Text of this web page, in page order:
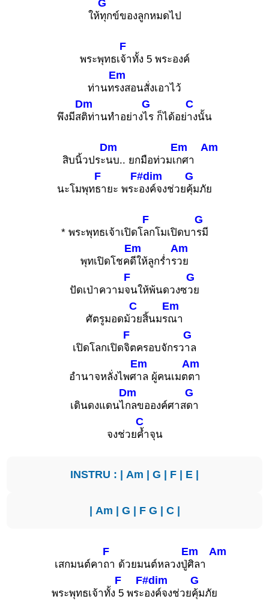
ให้
G
ทุกข์ของลูกหมดไป
พระพุทธเ
F
จ้าทั้ง 5 พระองค์
ท่านท
Em
รงสอนสั่งเอาไว้
พึงมีส
Dm
ติท่านทำอย่าง
G
ไร ก็ได้อย่
C
างนั้น
สิบนิ้วประ
Dm
นบ.. ยกมือท่วมเ
Em
กศา
Am
นะโมพุท
F
ธายะ พระ
F#dim
องค์จงช่วย
G
คุ้มภัย
* พระพุทธเจ้าเปิดโ
F
ลกโมเปิดบา
G
รมี
พุทเปิดโชค
Em
ดีให้ลูกร่ำร
Am
วย
ปัดเป่าความ
F
จนให้พ้นดวงซ
G
วย
ศัตรูมอดม้
C
วยสิ้นมร
Em
ณา
เปิดโลกเปิด
F
จิตครอบจักรว
G
าล
อำนาจหลั่งไพศ
Em
าล ผู้คนเมต
Am
ตา
เดินดงแดนไ
Dm
กลขอองค์ศาส
G
ดา
จงช่วย
C
ค้ำจุน
INSTRU : | Am | G | F | E |
| Am | G | F G | C|
เสกมนต์คา
F
ถา ด้วยมนต์หลวงปู่
Em
ศิลา
Am
พระพุทธเจ้าทั้ง
F
5 พระ
F#dim
องค์จงช่วย
G
คุ้มภัย